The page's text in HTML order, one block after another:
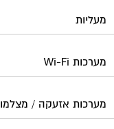
מעליות
מערכות Wi-Fi
מערכות אזעקה / מצלמות